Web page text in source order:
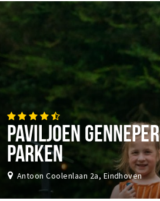
PAVILJOEN GENNEPER
PARKEN
Antoon Coolenlaan 2a, Eindhoven